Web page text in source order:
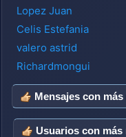
Lopez Juan
Celis Estefania
valero astrid
Richardmongui
Mensajes con
Usuarios con más